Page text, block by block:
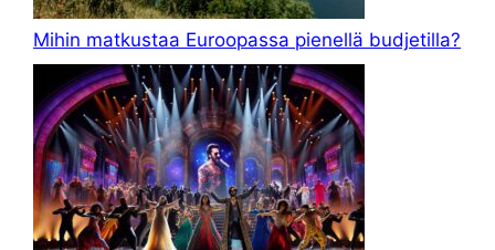
Mihin matkustaa Euroopassa pienellä budjetilla?